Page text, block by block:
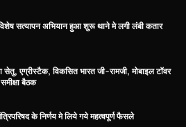
सत्यापन अभियान हुआ शुरू थाने मे लगी लंबी कतार
एग्रीस्टैक, विकसित भारत जी-रामजी, मोबाइल टॉवर
बैठक
के निर्णय मे लिये गये महत्वपूर्ण फैसले